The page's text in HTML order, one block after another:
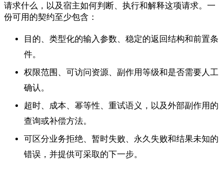
请求什么，以及宿主如何判断、执行和解释这项请求。一
份可用的契约至少包含：
目的、类型化的输入参数、稳定的返回结构和前置条
件。
权限范围、可访问资源、副作用等级和是否需要人工
确认。
超时、成本、幂等性、重试语义，以及外部副作用的
查询或补偿方法。
可区分业务拒绝、暂时失败、永久失败和结果未知的
错误，并提供可采取的下一步。